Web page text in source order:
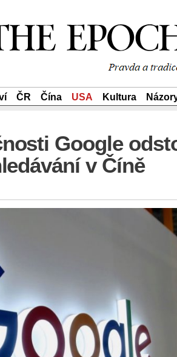
ČR Čína USA Kultura
Google
v Číně